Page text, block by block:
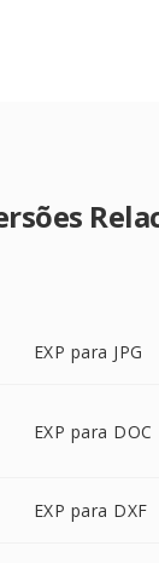
EXP para JPG
EXP para DOC
EXP para DXF